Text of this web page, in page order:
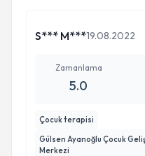
S*** M***19.08.2022
Zamanlama
5.0
Çocuk terapisi
Gülsen Ayanoğlu Çocuk
Merkezi